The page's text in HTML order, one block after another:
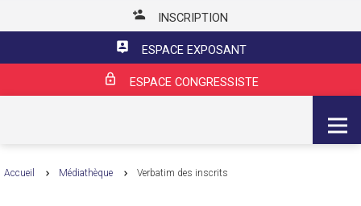
INSCRIPTION
ESPACE EXPOSANT
ESPACE CONGRESSISTE
Accueil Médiathèque Verbatim des inscrits